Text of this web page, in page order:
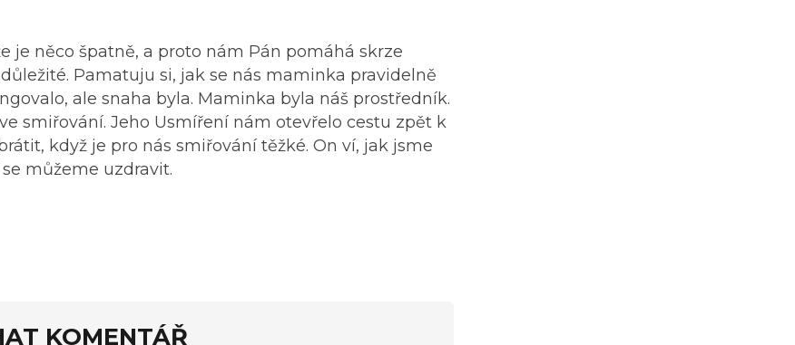
je něco špatně, a proto nám Pán pomáhá skrze
Pamatuju si, jak se nás maminka pravidelně
ale snaha byla. Maminka byla náš prostředník.
smiřování. Jeho Usmíření nám otevřelo cestu zpět k
když je pro nás smiřování těžké. On ví, jak jsme
můžeme uzdravit.
KOMENTÁŘ